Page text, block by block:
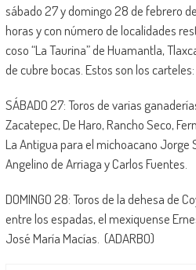
sábado 27 y domingo 28 de febrero
horas y con número de localidades
coso “La Taurina” de Huamantla,
de cubre bocas. Estos son los carteles:
SÁBADO 27: Toros de varias
Zacatepec, De Haro, Rancho Seco,
La Antigua para el michoacano Jorge
Angelino de Arriaga y Carlos Fuentes.
DOMINGO 28: Toros de la dehesa de
entre los espadas, el mexiquense
José María Macías. (ADARBO)